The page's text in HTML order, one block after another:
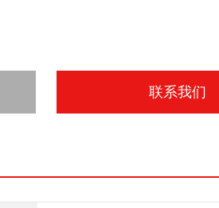
联系我们